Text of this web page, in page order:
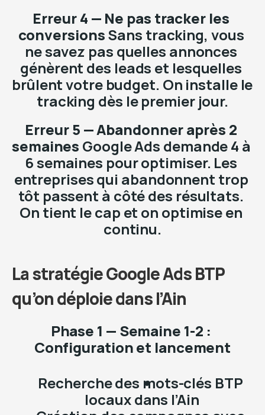
Erreur 4 — Ne pas tracker les
conversions Sans tracking, vous
ne savez pas quelles annonces
génèrent des leads et lesquelles
brûlent votre budget. On installe le
tracking dès le premier jour.
Erreur 5 — Abandonner après 2
semaines Google Ads demande 4 à
6 semaines pour optimiser. Les
entreprises qui abandonnent trop
tôt passent à côté des résultats.
On tient le cap et on optimise en
continu.
La stratégie Google Ads BTP
qu’on déploie dans l’Ain
Phase 1 — Semaine 1-2 :
Configuration et lancement
Recherche des mots-clés BTP
locaux dans l’Ain